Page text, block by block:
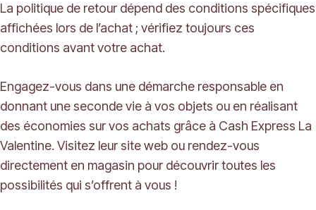
La politique de retour dépend des conditions spécifiques
affichées lors de l’achat ; vérifiez toujours ces
conditions avant votre achat.
Engagez-vous dans une démarche responsable en
donnant une seconde vie à vos objets ou en réalisant
des économies sur vos achats grâce à Cash Express La
Valentine. Visitez leur site web ou rendez-vous
directement en magasin pour découvrir toutes les
possibilités qui s’offrent à vous !